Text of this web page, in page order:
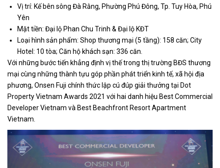
Vị trí: Kế bên sông Đà Rằng, Phường Phú Đông, Tp. Tuy Hòa, Phú
Yên
Mặt tiền: Đại lộ Phan Chu Trinh & Đại lộ KĐT
Loại hình sản phẩm: Shop thương mại (5 tầng): 158 căn; City
Hotel: 10 tòa; Căn hộ khách sạn: 336 căn.
Với những bước tiến khẳng định vị thế trong thị trường BĐS thương
mại cùng những thành tựu góp phần phát triển kinh tế, xã hội địa
phương, Onsen Fuji chính thức lập cú đúp giải thưởng tại Dot
Property Vietnam Awards 2021 với hai danh hiệu Best Commercial
Developer Vietnam và Best Beachfront Resort Apartment
Vietnam.